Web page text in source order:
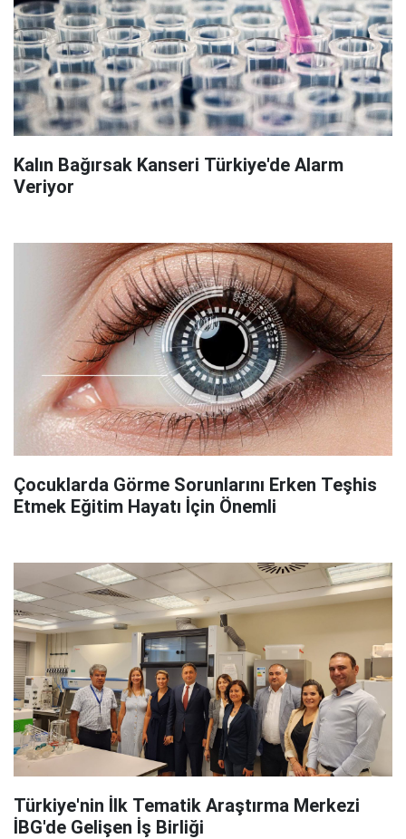
Kalın Bağırsak Kanseri Türkiye'de Alarm
Veriyor
Çocuklarda Görme Sorunlarını Erken Teşhis
Etmek Eğitim Hayatı İçin Önemli
Türkiye'nin İlk Tematik Araştırma Merkezi
İBG'de Gelişen İş Birliği